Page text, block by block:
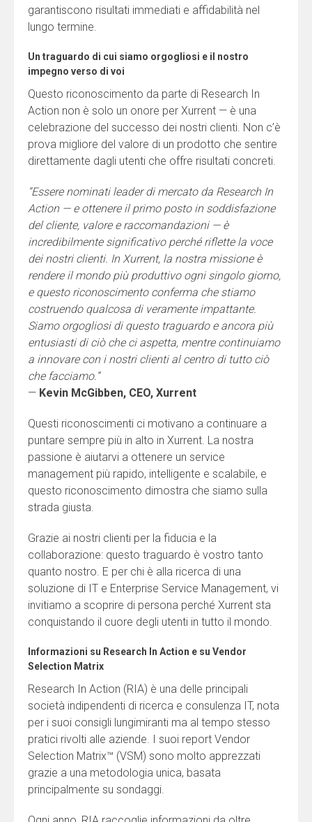
garantiscono risultati immediati e affidabilità nel
lungo termine.
Un traguardo di cui siamo orgogliosi e il nostro
impegno verso di voi
Questo riconoscimento da parte di Research In
Action non è solo un onore per Xurrent — è una
celebrazione del successo dei nostri clienti. Non c’è
prova migliore del valore di un prodotto che sentire
direttamente dagli utenti che offre risultati concreti.
“Essere nominati leader di mercato da Research In
Action — e ottenere il primo posto in soddisfazione
del cliente, valore e raccomandazioni — è
incredibilmente significativo perché riflette la voce
dei nostri clienti. In Xurrent, la nostra missione è
rendere il mondo più produttivo ogni singolo giorno,
e questo riconoscimento conferma che stiamo
costruendo qualcosa di veramente impattante.
Siamo orgogliosi di questo traguardo e ancora più
entusiasti di ciò che ci aspetta, mentre continuiamo
a innovare con i nostri clienti al centro di tutto ciò
che facciamo.”
— Kevin McGibben, CEO, Xurrent
Questi riconoscimenti ci motivano a continuare a
puntare sempre più in alto in Xurrent. La nostra
passione è aiutarvi a ottenere un service
management più rapido, intelligente e scalabile, e
questo riconoscimento dimostra che siamo sulla
strada giusta.
Grazie ai nostri clienti per la fiducia e la
collaborazione: questo traguardo è vostro tanto
quanto nostro. E per chi è alla ricerca di una
soluzione di IT e Enterprise Service Management, vi
invitiamo a scoprire di persona perché Xurrent sta
conquistando il cuore degli utenti in tutto il mondo.
Informazioni su Research In Action e su Vendor
Selection Matrix
Research In Action (RIA) è una delle principali
società indipendenti di ricerca e consulenza IT, nota
per i suoi consigli lungimiranti ma al tempo stesso
pratici rivolti alle aziende. I suoi report Vendor
Selection Matrix™ (VSM) sono molto apprezzati
grazie a una metodologia unica, basata
principalmente su sondaggi.